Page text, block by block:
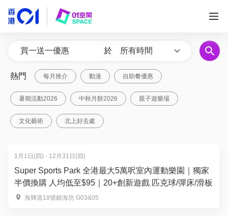
於 所有時間
熱門 每月推介 動漫 自助餐優惠
暑期活動2026 中秋月餅2026 親子遊樂場
文化藝術 北上好去處
1月1日(四) - 12月31日(四)
Super Sports Park 全港最大5萬呎室內運動樂園｜獨家
半價換購 人均低至$95｜20+創新遊戲 匹克球/彈床/滑板
海輝道18號銀海坊 G03&05